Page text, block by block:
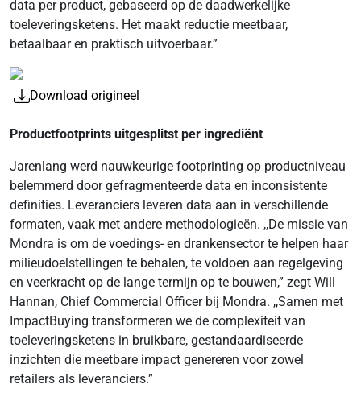
data per product, gebaseerd op de daadwerkelijke
toeleveringsketens. Het maakt reductie meetbaar,
betaalbaar en praktisch uitvoerbaar.”
Download origineel
Productfootprints uitgesplitst per ingrediënt
Jarenlang werd nauwkeurige footprinting op productniveau
belemmerd door gefragmenteerde data en inconsistente
definities. Leveranciers leveren data aan in verschillende
formaten, vaak met andere methodologieën. ,,De missie van
Mondra is om de voedings- en drankensector te helpen haar
milieudoelstellingen te behalen, te voldoen aan regelgeving
en veerkracht op de lange termijn op te bouwen,” zegt Will
Hannan, Chief Commercial Officer bij Mondra. ,,Samen met
ImpactBuying transformeren we de complexiteit van
toeleveringsketens in bruikbare, gestandaardiseerde
inzichten die meetbare impact genereren voor zowel
retailers als leveranciers.”